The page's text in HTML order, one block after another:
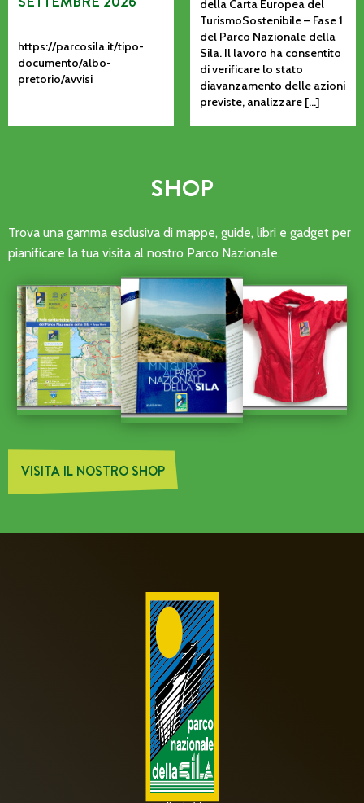
https://parcosila.it/tipo-
documento/albo-
pretorio/avvisi
della Carta Europea del
TurismoSostenibile – Fase 1
del Parco Nazionale della
Sila. Il lavoro ha consentito
di verificare lo stato
diavanzamento delle azioni
previste, analizzare […]
SHOP
Trova una gamma esclusiva di mappe, guide, libri e gadget per
pianificare la tua visita al nostro Parco Nazionale.
VISITA IL NOSTRO SHOP